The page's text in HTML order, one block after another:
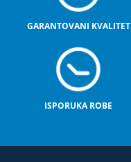
GARANTOVANI KVALITET
ISPORUKA ROBE